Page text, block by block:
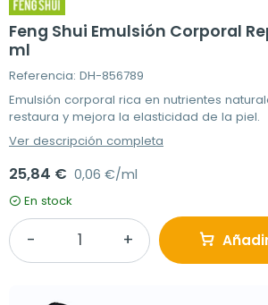
Feng Shui Emulsión Corporal
ml
Referencia: DH-856789
Emulsión corporal rica en nutrientes
restaura y mejora la elasticidad de la piel.
Ver descripción completa
25,84 € 0,06 €/ml
En stock